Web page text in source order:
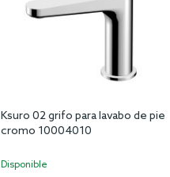
Ksuro 02 grifo para lavabo de pie
cromo 10004010
Disponible